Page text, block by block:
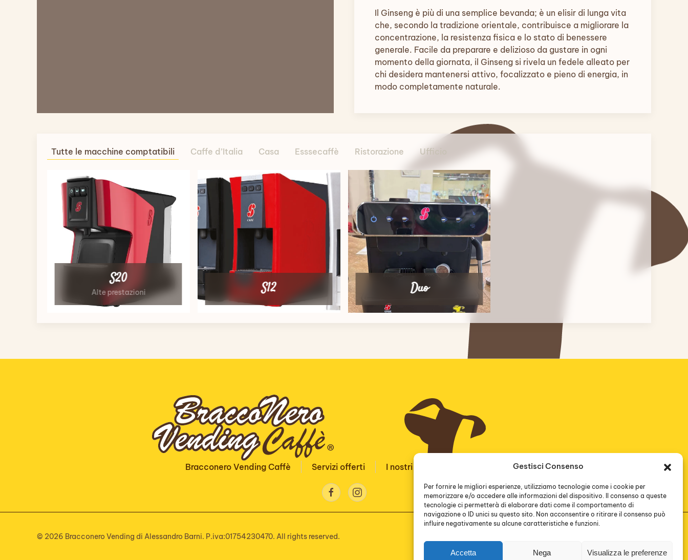
Gestisci Consenso
Per fornire le migliori esperienze, utilizziamo tecnologie come i cookie per
memorizzare e/o accedere alle informazioni del dispositivo. Il consenso a queste
tecnologie ci permetterà di elaborare dati come il comportamento di
navigazione o ID unici su questo sito. Non acconsentire o ritirare il consenso può
influire negativamente su alcune caratteristiche e funzioni.
Accetta Nega Visualizza le preferenze
Il Ginseng è più di una semplice bevanda; è un elisir di lunga vita
che, secondo la tradizione orientale, contribuisce a migliorare la
concentrazione, la resistenza fisica e lo stato di benessere
generale. Facile da preparare e delizioso da gustare in ogni
momento della giornata, il Ginseng si rivela un fedele alleato per
chi desidera mantenersi attivo, focalizzato e pieno di energia, in
modo completamente naturale.
Tutte le macchine comptatibili Caffe d’Italia Casa Esssecaffè Ristorazione Ufficio
S20
Alte prestazioni S12 Duo
Bracconero Vending Caffè Servizi offerti I nostri prodotti
© 2026 Bracconero Vending di Alessandro Barni. P.iva:01754230470. All rights reserved.